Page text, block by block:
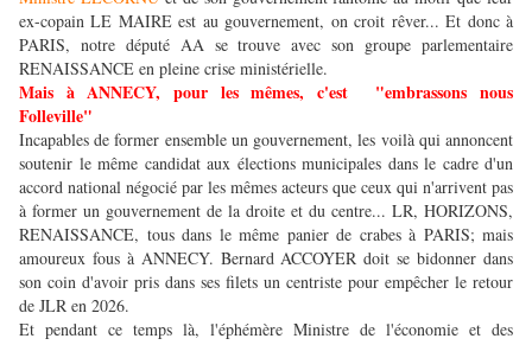
ex-copain LE MAIRE est au gouvernement, on croit rêver... Et donc à
PARIS, notre député AA se trouve avec son groupe parlementaire
RENAISSANCE en pleine crise ministérielle.
Mais à ANNECY, pour les mêmes, c'est "embrassons nous
Folleville"
Incapables de former ensemble un gouvernement, les voilà qui annoncent
soutenir le même candidat aux élections municipales dans le cadre d'un
accord national négocié par les mêmes acteurs que ceux qui n'arrivent pas
à former un gouvernement de la droite et du centre... LR, HORIZONS,
RENAISSANCE, tous dans le même panier de crabes à PARIS; mais
amoureux fous à ANNECY. Bernard ACCOYER doit se bidonner dans
son coin d'avoir pris dans ses filets un centriste pour empêcher le retour
de JLR en 2026.
Et pendant ce temps là, l'éphémère Ministre de l'économie et des